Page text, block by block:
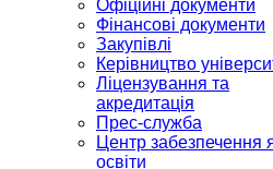
Офіційні документи
Фінансові документи
Закупівлі
Керівництво
Ліцензування та
акредитація
Прес-служба
Центр забезпечення
освіти